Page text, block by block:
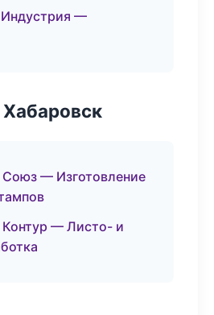
—
— Изготовление
— Листо- и